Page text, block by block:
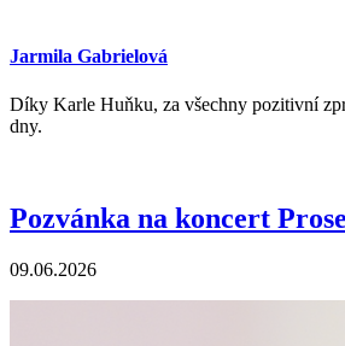
Jarmila Gabrielová
Díky Karle Huňku, za všechny pozitivní
dny.
Pozvánka na koncert
09.06.2026